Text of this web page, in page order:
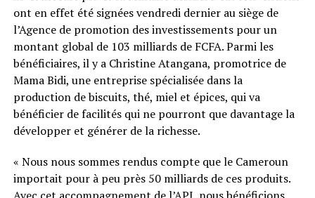
ont en effet été signées vendredi dernier au siège de
l’Agence de promotion des investissements pour un
montant global de 103 milliards de FCFA. Parmi les
bénéficiaires, il y a Christine Atangana, promotrice de
Mama Bidi, une entreprise spécialisée dans la
production de biscuits, thé, miel et épices, qui va
bénéficier de facilités qui ne pourront que davantage la
développer et générer de la richesse.
« Nous nous sommes rendus compte que le Cameroun
importait pour à peu près 50 milliards de ces produits.